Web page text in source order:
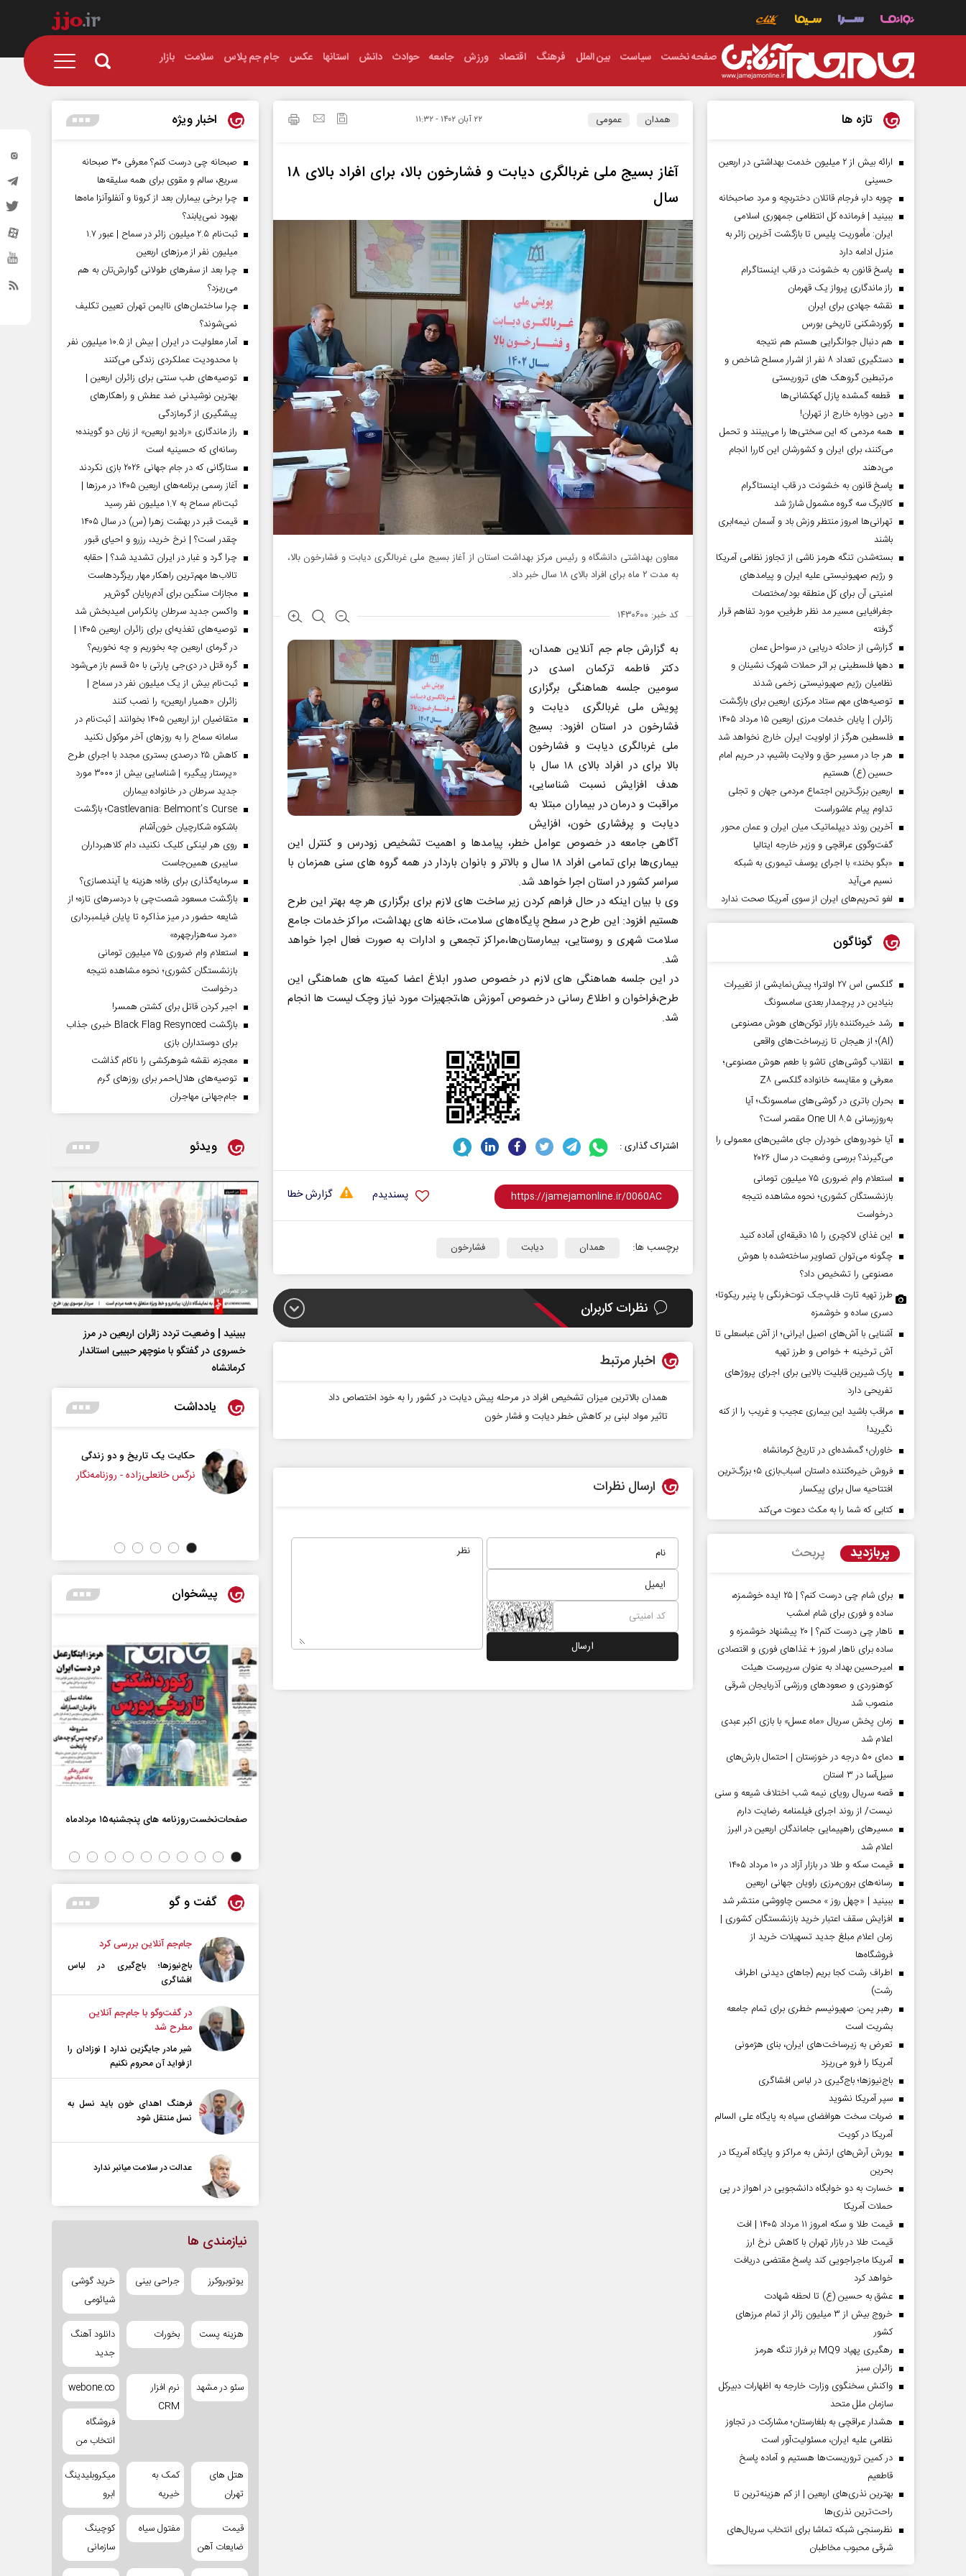
صفحه نخست سیاست بین الملل فرهنگ اقتصاد ورزش جامعه حوادث دانش استانها عکس جام جم پلاس سلامت بازار
همدان عمومی ۲۲ آبان ۱۴۰۲ - ۱۱:۳۲
آغاز بسیج ملی غربالگری دیابت و فشارخون بالا، برای افراد بالای ۱۸
سال
معاون بهداشتی دانشگاه و رئیس مرکز بهداشت استان از آغاز بسیج ملی غربالگری دیابت و فشارخون بالا،
به مدت ۲ ماه برای افراد بالای ۱۸ سال خبر داد.
کد خبر: ۱۴۳۰۶۰۰
به گزارش جام جم آنلاین همدان،
دکتر فاطمه ترکمان اسدی در
سومین جلسه هماهنگی برگزاری
پویش ملی غربالگری دیابت و
فشارخون در استان افزود: بسیج
ملی غربالگری دیابت و فشارخون
بالا برای در افراد بالای ۱۸ سال با
هدف افزایش نسبت شناسایی،
مراقبت و درمان در بیماران مبتلا به
دیابت و پرفشاری خون، افزایش
آگاهی جامعه در خصوص عوامل خطر، پیامدها و اهمیت تشخیص زودرس و کنترل این
بیماری‌ها برای تمامی افراد ۱۸ سال و بالاتر و بانوان باردار در همه گروه های سنی همزمان با
سراسر کشور در استان اجرا خواهد شد.
وی با بیان اینکه در حال فراهم کردن زیر ساخت های لازم برای برگزاری هر چه بهتر این طرح
هستیم افزود: این طرح در سطح پایگاه‌های سلامت، خانه های بهداشت، مراکز خدمات جامع
سلامت شهری و روستایی، بیمارستان‌ها،مراکز تجمعی و ادارات به صورت فعال اجرا خواهد
شد.
در این جلسه هماهنگی های لازم در خصوص صدور ابلاغ اعضا کمیته های هماهنگی این
طرح،فراخوان و اطلاع رسانی در خصوص آموزش ها،تجهیزات مورد نیاز و‌چک لیست ها انجام
شد.
اشتراک گذاری :
گزارش خطا پسندیدم
برچسب ها: همدان دیابت فشارخون
نظرات کاربران
اخبار مرتبط
همدان بالاترین میزان تشخیص افراد در مرحله پیش دیابت در کشور را به خود اختصاص داد
تاثیر مواد لبنی بر کاهش خطر دیابت و فشار خون
ارسال نظرات
تازه ها
ارائه بیش از ۲ میلیون خدمت بهداشتی در اربعین
حسینی
چوبه دار، فرجام قاتلان دختربچه و مرد صاحبخانه
ببینید | فرمانده کل انتظامی جمهوری اسلامی
ایران­: مأموریت پلیس تا بازگشت آخرین زائر به
منزل ادامه دارد
پاسخ قانون به خشونت در قاب اینستاگرام
راز ماندگاری پرواز یک قهرمان
نقشه جهادی برای ایران
رکوردشکنی تاریخی بورس
هم دنبال جوانگرایی هستم هم نتیجه
دستگیری تعداد ۸ نفر از اشرار مسلح شاخص و
مرتبطین گروهک های تروریستی
قطعه گمشده پازل کهکشانی‌ها
دربی دوباره خارج از تهران!
همه مردمی که این سختی‌ها را می‌بینند و تحمل
می‌کنند، برای ایران و کشورشان این کاررا انجام
می‌دهند
پاسخ قانون به خشونت در قاب اینستاگرام
کالابرگ سه گروه مشمول شارژ شد
تهرانی‌ها امروز منتظر وزش باد و آسمان نیمه‌ابری
باشند
بسته‌شدن تنگه هرمز ناشی از تجاوز نظامی آمریکا
و رژیم صهیونیستی علیه ایران و پیامد‌های
امنیتی آن برای کل منطقه بود/مختصات
جغرافیایی مسیر مد نظر طرفین، مورد تفاهم قرار
گرفته
گزارشی از حادثه دریایی در سواحل عمان
دهها فلسطینی بر اثر حملات شهرک نشینان و
نظامیان رژیم صهیونیستی زخمی شدند
توصیه‌های مهم ستاد مرکزی اربعین برای بازگشت
زائران | پایان خدمات مرزی اربعین ۱۵ مرداد ۱۴۰۵
فلسطین هرگز از اولویت ایران خارج نخواهد شد
هر جا در مسیر حق و ولایت باشیم، در حریم امام
حسین (ع) هستیم
اربعین بزرگ‌ترین اجتماع مردمی جهان و تجلی
تداوم پیام عاشوراست
آخرین روند دیپلماتیک میان ایران و عمان محور
گفت‌وگوی عراقچی و وزیر خارجه ایتالیا
«بگو بخند» با اجرای یوسف تیموری به شبکه
نسیم می‌آید
لغو تحریم‌های ایران از سوی آمریکا صحت ندارد
گوناگون
گلکسی اس ۲۷ اولترا؛ پیش‌نمایشی از تغییرات
بنیادین در پرچمدار بعدی سامسونگ
رشد خیره‌کننده بازار توکن‌های هوش مصنوعی
(AI)؛ از هیجان تا زیرساخت‌های واقعی
انقلاب گوشی‌های تاشو‌ با طعم هوش مصنوعی؛
معرفی و مقایسه خانواده گلکسی Z۸
بحران باتری در گوشی‌های سامسونگ؛ آیا
به‌روزرسانی One UI ۸.۵ مقصر است؟
آیا خودروهای خودران جای ماشین‌های معمولی را
می‌گیرند؟ بررسی وضعیت در سال ۲۰۲۶
استعلام وام ضروری ۷۵ میلیون تومانی
بازنشستگان کشوری؛ نحوه مشاهده نتیجه
درخواست
این غذای لاکچری را ۱۵ دقیقه‌ای آماده کنید
چگونه می‌توان تصاویر ساخته‌شده با هوش
مصنوعی را تشخیص داد؟
طرز تهیه تارت فلپ‌جک توت‌فرنگی با پنیر ریکوتا؛
دسری ساده و خوشمزه
آشنایی با آش‌های اصیل ایرانی؛ از آش عباسعلی تا
آش ترخینه + خواص و طرز تهیه
پارک شیرین قابلیت‌ بالایی برای اجرای پروژهای
تفریحی دارد
مراقب باشید این بیماری عجیب و غریب را از کنه
نگیرید!
خاوران؛ گمشده‌ای در تاریخ کرمانشاه
فروش خیره‌کننده داستان اسباب‌بازی ۵؛ بزرگ‌ترین
افتتاحیه سال برای پیکسار
کتابی که شما را به مکث دعوت می‌کند
پربازدید پربحث
برای شام چی درست کنم؟ | ۲۵ ایده خوشمزه،
ساده و فوری برای شام امشب
ناهار چی درست کنم؟ | ۲۰ پیشنهاد خوشمزه و
ساده برای ناهار امروز + غذاهای فوری و اقتصادی
امیرحسین بهداد به عنوان سرپرست هیئت
کوهنوردی و صعودهای ورزشی آذربایجان شرقی
منصوب شد
زمان پخش سریال «ماه عسل» با بازی اکبر عبدی
اعلام شد
دمای ۵۰ درجه در خوزستان | احتمال بارش‌های
سیل‌آسا در ۳ استان
قصه سریال رویای نیمه شب اختلاف شیعه و سنی
نیست/ از روند اجرای فیلمنامه رضایت دارم
مسیر‌های راهپیمایی جاماندگان اربعین در البرز
اعلام شد
قیمت سکه و طلا در بازار آزاد در ۱۰ مرداد ۱۴۰۵
رسانه‌های برون‌مرزی راویان جهانی اربعین
ببینید | «چهل روز » محسن چاووشی منتشر شد
افزایش سقف اعتبار خرید بازنشستگان کشوری |
زمان اعلام مبلغ جدید تسهیلات خرید از
فروشگاه‌ها
اطراف رشت کجا بریم (جاهای دیدنی اطراف
رشت)
رهبر یمن: صهیونیسم خطری برای تمام جامعه
بشریت است
تعرض به زیرساخت‌های ایران، بنای هژمونی
آمریکا را فرو می‌ریزد
باج‌نیوزها؛ باج‌گیری در لباس افشاگری
سپر آمریکا نشوید
ضربات سخت هوافضای سپاه به پایگاه علی السالم
آمریکا در کویت
یورش آرش‌های ارتش به مراکز و پایگاه‌ آمریکا در
بحرین
خسارت به دو خوابگاه دانشجویی در اهواز در پی
حملات آمریکا
قیمت طلا و سکه امروز ۱۱ مرداد ۱۴۰۵ | افت
قیمت طلا در بازار تهران با کاهش نرخ ارز
آمریکا ماجراجویی کند پاسخ مقتضی دریافت
خواهد کرد
عشق به حسین (ع) تا لحظه شهادت
خروج بیش از ۳ میلیون زائر از تمام مرز‌های
کشور
رهگیری پهپاد MQ9 بر فراز تنگه هرمز
‌زائران سبز
واکنش سخنگوی وزارت خارجه به اظهارات دبیرکل
سازمان ملل متحد
هشدار عراقچی به بلغارستان؛ مشارکت در تجاوز
نظامی علیه ایران، مسئولیت‌آور است
در کمین تروریست‌ها هستیم و آماده پاسخ
قاطعیم
بهترین نذری‌های اربعین | از کم هزینه‌ترین تا
راحت‌ترین نذری‌ها
نظرسنجی شبکه تماشا برای انتخاب سریال‌های
شرقی محبوب مخاطبان
اخبار ویژه
صبحانه چی درست کنم؟ معرفی ۳۰ صبحانه
سریع، سالم و مقوی برای همه سلیقه‌ها
چرا برخی بیماران بعد از کرونا و آنفلوآنزا ماه‌ها
بهبود نمی‌یابند؟
ثبت‌نام ۲.۵ میلیون زائر در سماح | عبور ۱.۷
میلیون نفر از مرز‌های اربعین
چرا بعد از سفرهای طولانی گوارش‌تان به هم
می‌ریزد؟
چرا ساختمان‌های ناایمن تهران تعیین تکلیف
نمی‌شوند؟
آمار معلولیت در ایران | بیش از ۱۰.۵ میلیون نفر
با محدودیت عملکردی زندگی می‌کنند
توصیه‌های طب سنتی برای زائران اربعین |
بهترین نوشیدنی ضد عطش و راهکارهای
پیشگیری از گرمازدگی
راز ماندگاری «رادیو اربعین» از زبان دو گوینده؛
رسانه‌ای که حسینیه است
ستارگانی که در جام جهانی ۲۰۲۶ بازی نکردند
آغاز رسمی برنامه‌های اربعین ۱۴۰۵ در مرز‌ها |
ثبت‌نام سماح به ۱.۷ میلیون نفر رسید
قیمت قبر در بهشت زهرا (س) در سال ۱۴۰۵
چقدر است؟ | نرخ خرید، رزرو و احیای قبور
چرا گرد و غبار در ایران تشدید شد؟ | حقابه
تالاب‌ها مهم‌ترین راهکار مهار ریزگردهاست
مجازات سنگین برای آدم‌ربایان گوش‌بر
واکسن جدید سرطان پانکراس امیدبخش شد
توصیه‌های تغذیه‌ای برای زائران اربعین ۱۴۰۵ |
در گرمای اربعین چه بخوریم و چه نخوریم؟
گره قتل در دی‌جی پارتی با ۵۰ قسم باز می‌شود
ثبت‌نام بیش از یک میلیون نفر در سماح |
زائران «همیار اربعین» را نصب کنند
متقاضیان ارز اربعین ۱۴۰۵ بخوانند | ثبت‌نام در
سامانه سماح را به روز‌های آخر موکول نکنید
کاهش ۲۵ درصدی بستری مجدد با اجرای طرح
«پرستار پیگیر» | شناسایی بیش از ۳۰۰۰ مورد
جدید سرطان در خانواده بیماران
Castlevania: Belmont’s Curse؛ بازگشت
باشکوه شکارچیان خون‌آشام
روی هر لینکی کلیک نکنید، دام کلاهبرداران
سایبری همین‌جاست
سرمایه‌گذاری برای رفاه؛ هزینه یا آینده‌سازی؟
بازگشت مسعود شصت‌چی با دردسر‌های تازه؛ از
شایعه حضور در میز مذاکره تا پایان فیلمبرداری
«مرد سه‌هزارچهره»
استعلام وام ضروری ۷۵ میلیون تومانی
بازنشستگان کشوری؛ نحوه مشاهده نتیجه
درخواست
اجیر کردن قاتل برای کشتن همسر!
بازگشت Black Flag Resynced خبری جذاب
برای دوستداران بازی
معجزه، نقشه شوهرکشی را ناکام گذاشت
توصیه‌های هلال‌احمر برای روز‌های گرم
جام‌جهانی مهاجران
ویدئو
ببینید | وضعیت تردد زائران اربعین در مرز
خسروی در گفتگو با منوچهر حبیبی استاندار
کرمانشاه
یادداشت
پشت‌پرده تهدیدات کوتاه‏‌مدت و
ادعا‌های خلاف واقع آمریکا
- تحلیلگر مسائل سیاسی
استکبار‌
رحمت‌الله نوروزی - عضو کمیسیون اجتماعی
مجلس
حکایت یک تاریخ و دو زندگی
نرگس خانعلی‌زاده - روزنامه‌نگار
چرایی عقب‌نشینی ترامپ؟
پیشخوان
صفحات نخست روزنامه ها‌ی‌سه‌شنبه ۶ مردادماه صفحات‌نخست‌روزنامه ها‌ی پنجشنبه‌۱۵ مردادماه
گفت و گو
جام‌جم آنلاین بررسی کرد
باج‌نیوزها؛ باج‌گیری در لباس
افشاگری
در گفت‌و‌گو با جام‌جم آنلاین
مطرح شد
شیر مادر جایگزین ندارد | نوزادان را
از فواید آن محروم نکنیم
فرهنگ اهدای خون باید نسل به
نسل منتقل شود
عدالت در سلامت میانبر ندارد
نیازمندی ها
یوتوبروکرز جراحی بینی
خرید گوشی
شیائومی
هزینه پست بخورات
دانلود آهنگ
جدید
سئو در مشهد
نرم افزار
CRM
webone.co
فروشگاه
انتخاب من
هتل های
تهران
کمک به
خیریه
میکروبلیدینگ
ابرو
قیمت
ضایعات آهن
مفتول سیاه
کوچینگ
سازمانی